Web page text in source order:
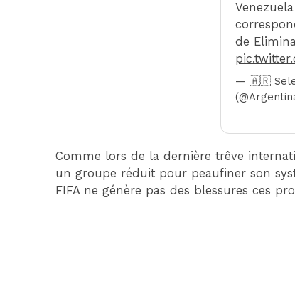
de
— 🇦🇷
Comme lors de la dernière trêve
un groupe réduit pour peaufiner son
FIFA ne génère pas des blessures ces